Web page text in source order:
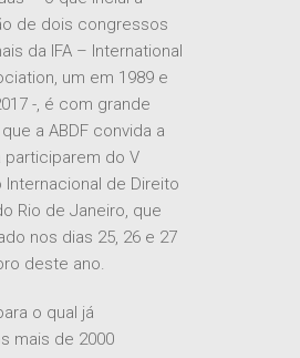
os mais variados
longo dessas últimas
– o que inclui a
de dois congressos
da IFA – International
um em 1989 e
-, é com grande
a ABDF convida a
participarem do V
de Direito
Rio de Janeiro, que
deste ano.